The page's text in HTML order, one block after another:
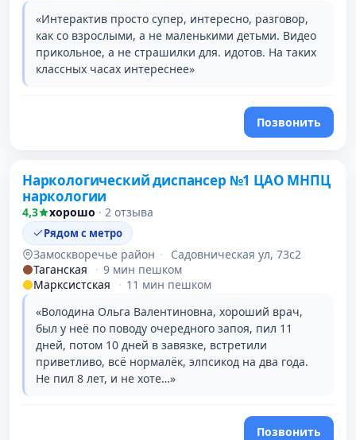
«Интерактив просто супер, интересно, разговор,
как со взрослыми, а не маленькими детьми. Видео
прикольное, а не страшилки для. идотов. На таких
классных часах интереснее»
Позвонить
Наркологический диспансер №1 ЦАО МНПЦ
наркологии
4,3 хорошо · 2 отзыва
Рядом с метро
Замоскворечье район ·
Садовническая ул, 73с2
Таганская
· 9 мин пешком
Марксистская
· 11 мин пешком
«Володина Ольга Валентиновна, хороший врач,
был у неё по поводу очередного запоя, пил 11
дней, потом 10 дней в завязке, встретили
приветливо, всё нормалёк, элпсикод на два года.
Не пил 8 лет, и не хоте…»
Позвонить